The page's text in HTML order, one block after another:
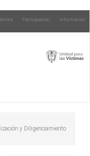
Participación Información
y Diligenciamiento